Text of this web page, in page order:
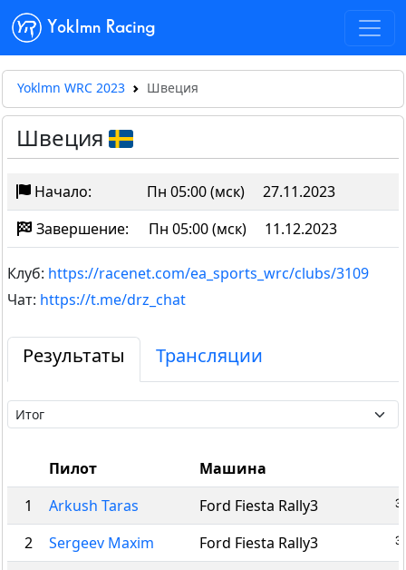
Yoklmn Racing
Yoklmn WRC 2023 Швеция
Швеция
Начало: Пн 05:00 (мск)
27.11.2023
Завершение:
Пн 05:00 (мск) 11.12.2023
Клуб: https://racenet.com/ea_sports_wrc/clubs/3109
Чат: https://t.me/drz_chat
Результаты Трансляции
Пилот
Машина
1
Arkush Taras Ford Fiesta Rally3
2 Sergeev Maxim Ford Fiesta Rally3